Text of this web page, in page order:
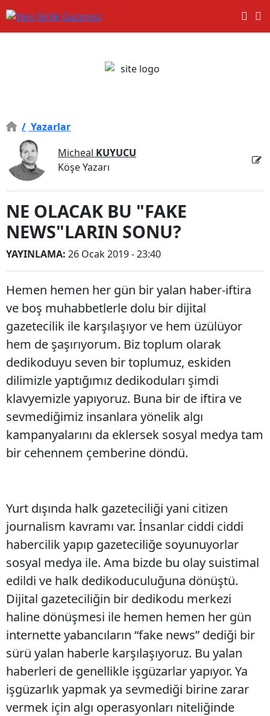
/ Yazarlar
Micheal KUYUCU
Köşe Yazarı
NE OLACAK BU "FAKE
NEWS"LARIN SONU?
YAYINLAMA: 26 Ocak 2019 - 23:40
Hemen hemen her gün bir yalan haber-iftira
ve boş muhabbetlerle dolu bir dijital
gazetecilik ile karşılaşıyor ve hem üzülüyor
hem de şaşırıyorum. Biz toplum olarak
dedikoduyu seven bir toplumuz, eskiden
dilimizle yaptığımız dedikoduları şimdi
klavyemizle yapıyoruz. Buna bir de iftira ve
sevmediğimiz insanlara yönelik algı
kampanyalarını da eklersek sosyal medya tam
bir cehennem çemberine döndü.
Yurt dışında halk gazeteciliği yani citizen
journalism kavramı var. İnsanlar ciddi ciddi
habercilik yapıp gazeteciliğe soyunuyorlar
sosyal medya ile. Ama bizde bu olay suistimal
edildi ve halk dedikoduculuğuna dönüştü.
Dijital gazeteciliğin bir dedikodu merkezi
haline dönüşmesi ile hemen hemen her gün
internette yabancıların “fake news” dediği bir
sürü yalan haberle karşılaşıyoruz. Bu yalan
haberleri de genellikle işgüzarlar yapıyor. Ya
işgüzarlık yapmak ya sevmediği birine zarar
vermek için algı operasyonları niteliğinde